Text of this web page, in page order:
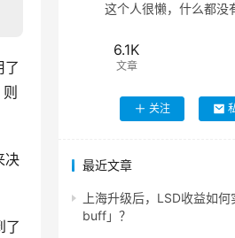
了
决
了
这个人很懒，什么都没
6.1K
文章
关注
最近文章
上海升级后，LSD收益如何
buff」？